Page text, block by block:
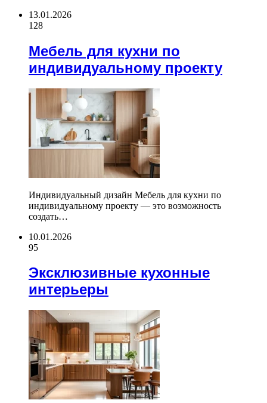
13.01.2026
128
Мебель для кухни по
индивидуальному проекту
Индивидуальный дизайн Мебель для кухни по
индивидуальному проекту — это возможность
создать…
10.01.2026
95
Эксклюзивные кухонные
интерьеры